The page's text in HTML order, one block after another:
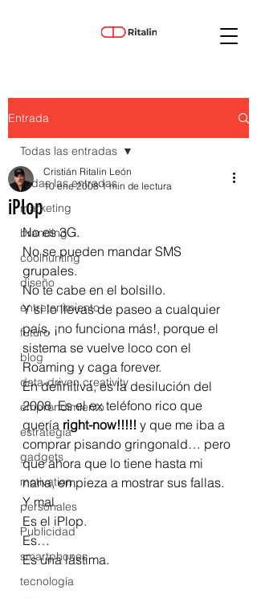
Entrada
Todas las entradas
marketing
branding
coolhunting
diseño
entretenimiento
futuro
blog
data-driven creativity
emprendimiento
estrategia
gadgets
motivation
personales
Publicidad
smartphones
tecnología
Todas las entradas
iPlop
Cristián Ritalin León
10 ene 2008 1 min de lectura
No es 3G.
No se pueden mandar SMS
grupales.
No te cabe en el bolsillo.
Y si lo llevas de paseo a cualquier
país, ¡no funciona más!, porque el
sistema se vuelve loco con el
Roaming y caga forever.
En definitiva, es la desilución del
2008. Es el ex teléfono rico que
quería right-now!!!!! y que me iba a
comprar pisando gringonald… pero
que ahora que lo tiene hasta mi
nana, empieza a mostrar sus fallas.
Y mal.
Es el iPlop.
Es…
Es una lástima.